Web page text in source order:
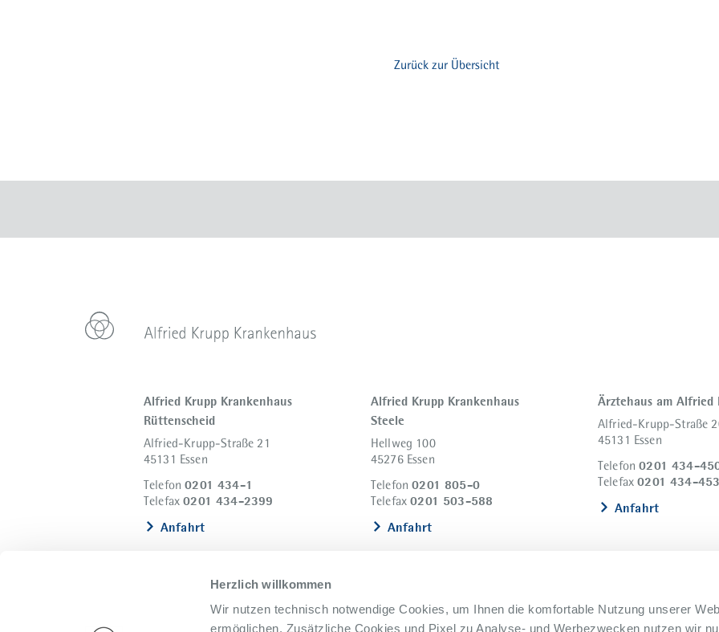
Herzlich willkommen
Wir nutzen technisch notwendige Cookies, um Ihnen die komfortable Nutzung unserer
ermöglichen. Zusätzliche Cookies und Pixel zu Analyse- und Werbezwecken nutzen wir
Zurück zur Übersicht
Alfried Krupp Krankenhaus
Rüttenscheid
Alfried-Krupp-Straße 21
45131 Essen
Telefon0201 434-1
Telefax0201 434-2399
Anfahrt
Alfried Krupp Krankenhaus
Steele
Hellweg 100
45276 Essen
Telefon0201 805-0
Telefax0201 503-588
Anfahrt
Ärztehaus am Alfried
Alfried-Krupp-Straße
45131 Essen
Telefon0201 434-
Telefax0201 434-
Anfahrt